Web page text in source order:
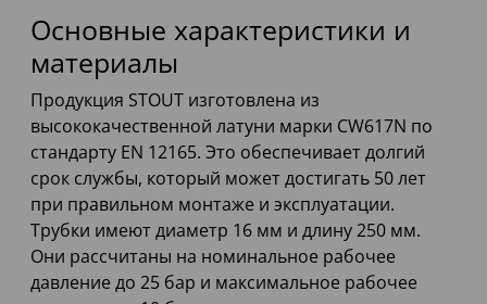
Основные характеристики и
материалы
Продукция STOUT изготовлена из
высококачественной латуни марки CW617N по
стандарту EN 12165. Это обеспечивает долгий
срок службы, который может достигать 50 лет
при правильном монтаже и эксплуатации.
Трубки имеют диаметр 16 мм и длину 250 мм.
Они рассчитаны на номинальное рабочее
давление до 25 бар и максимальное рабочее